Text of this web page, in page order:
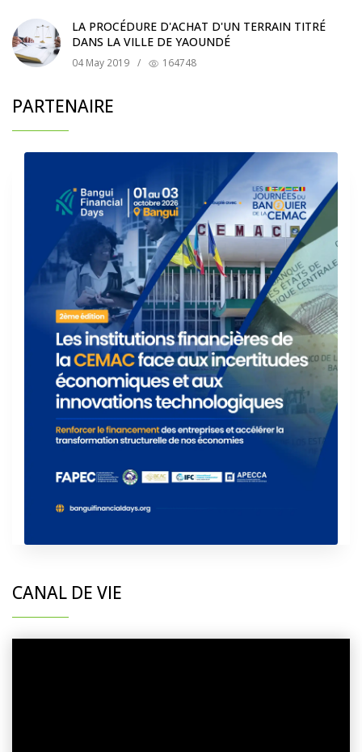
LA PROCÉDURE D'ACHAT D'UN TERRAIN TITRÉ
DANS LA VILLE DE YAOUNDÉ
04 May 2019 / 164748
PARTENAIRE
CANAL DE VIE